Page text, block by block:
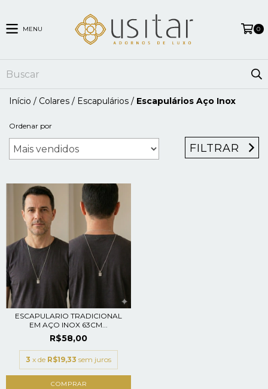
MENU 0
Início / Colares / Escapulários / Escapulários Aço Inox
Ordenar por
FILTRAR
ESCAPULARIO TRADICIONAL
EM AÇO INOX 63CM...
R$58,00
3 x de R$19,33 sem juros
COMPRAR